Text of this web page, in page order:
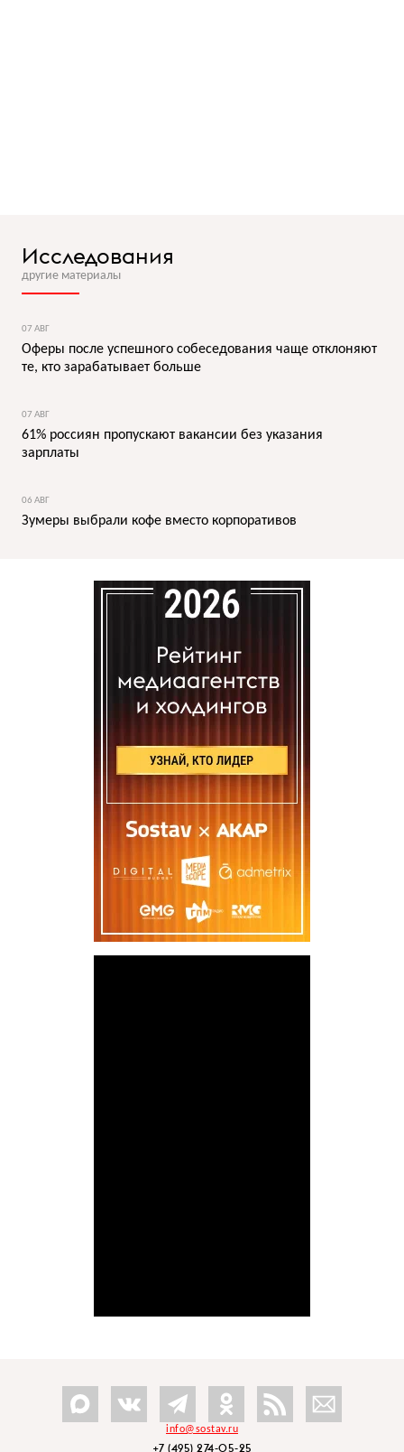
Исследования
другие материалы
07 АВГ
Оферы после успешного собеседования чаще отклоняют
те, кто зарабатывает больше
07 АВГ
61% россиян пропускают вакансии без указания
зарплаты
06 АВГ
Зумеры выбрали кофе вместо корпоративов
info@sostav.ru
+7 (495) 274-05-25